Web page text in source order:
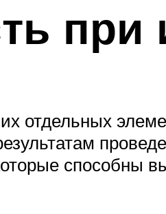
при
отдельных
способны